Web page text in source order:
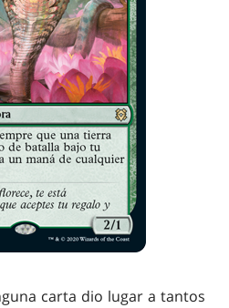
carta dio lugar a tantos